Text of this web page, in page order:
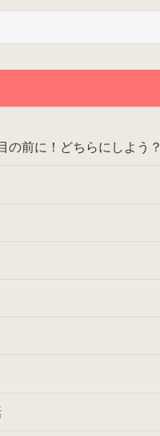
の前に！どちらにしよう？